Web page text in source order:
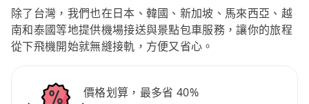
除了台灣，我們也在日本、韓國、新加坡、馬來西亞、越
南和泰國等地提供機場接送與景點包車服務，讓你的旅程
從下飛機開始就無縫接軌，方便又省心。
價格划算，最多省 40%